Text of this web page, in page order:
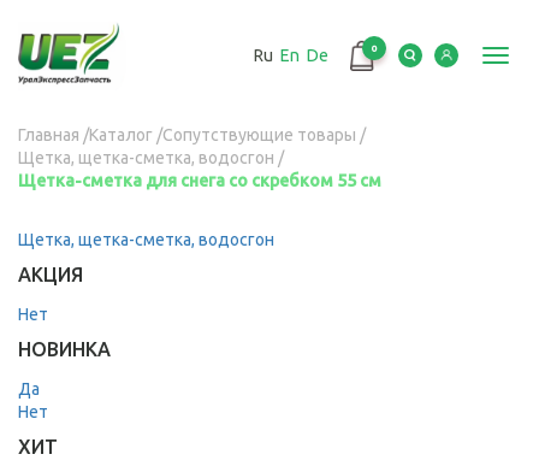
основному
содержанию
Ru En De 0
Вы
здесь
Главная /Каталог /Сопутствующие товары /
Щетка, щетка-сметка, водосгон /
Щетка-сметка для снега со скребком 55 см
Щетка, щетка-сметка, водосгон
АКЦИЯ
Нет
filter
НОВИНКА
Да
Да
Нет
filter
ХИТ